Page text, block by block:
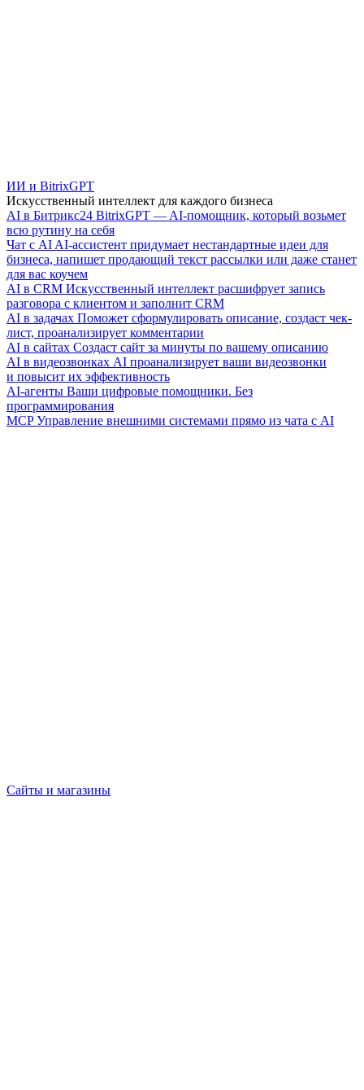
ИИ и BitrixGPT
Искусственный интеллект для каждого бизнеса
AI в Битрикс24 BitrixGPT — AI-помощник, который возьмет
всю рутину на себя
Чат с AI AI-ассистент придумает нестандартные идеи для
бизнеса, напишет продающий текст рассылки или даже станет
для вас коучем
AI в CRM Искусственный интеллект расшифрует запись
разговора с клиентом и заполнит CRM
AI в задачах Поможет сформулировать описание, создаст чек-
лист, проанализирует комментарии
AI в сайтах Создаст сайт за минуты по вашему описанию
AI в видеозвонках AI проанализирует ваши видеозвонки
и повысит их эффективность
AI-агенты Ваши цифровые помощники. Без
программирования
MCP Управление внешними системами прямо из чата с AI
Сайты и магазины